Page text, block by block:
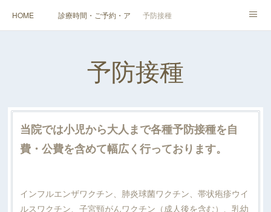
HOME 診療時間・ご予約・アクセス予防接種
予防接種
当院では小児から大人まで各種予防接種を自
費・公費を含めて幅広く行っております。
インフルエンザワクチン、肺炎球菌ワクチン、帯状疱疹ウイ
ルスワクチン、子宮頸がんワクチン（成人後を含む）、乳幼